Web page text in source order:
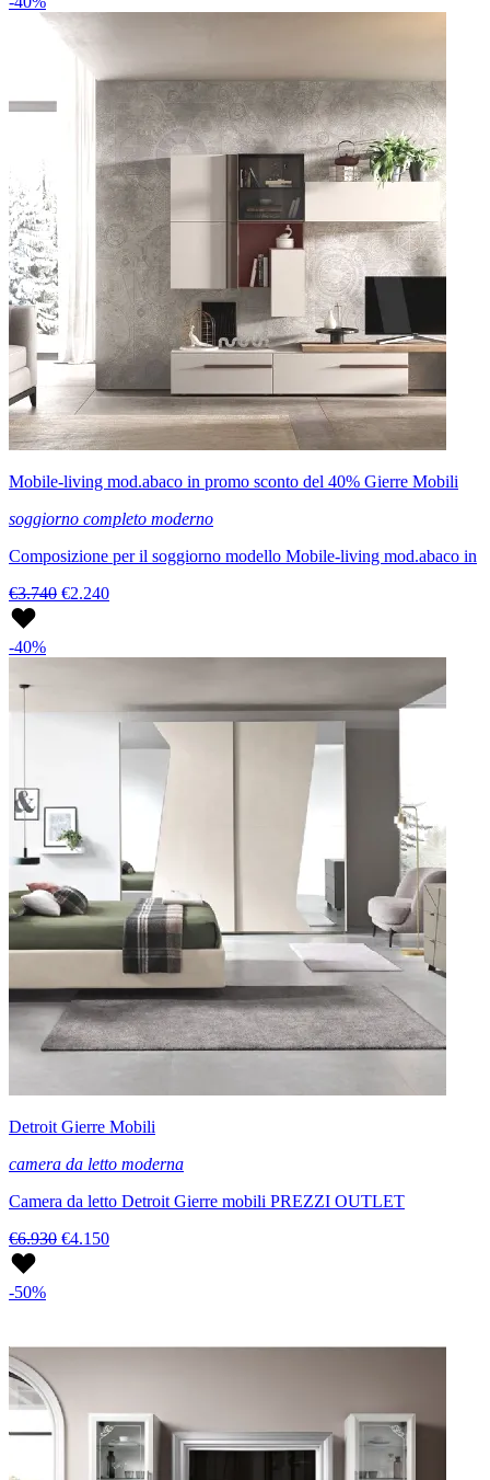
Mobile-living mod.abaco in promo sconto del 40% Gierre Mobili
soggiorno completo moderno
Composizione per il soggiorno modello Mobile-living mod.abaco in
€3.740 €2.240
-40%
Detroit Gierre Mobili
camera da letto moderna
Camera da letto Detroit Gierre mobili PREZZI OUTLET
€6.930 €4.150
-50%